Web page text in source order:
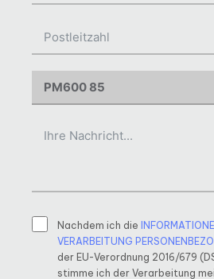
Nachdem ich die
VERARBEITUNG
der EU-Verordnung 2016/679
stimme ich der Verarbeitung